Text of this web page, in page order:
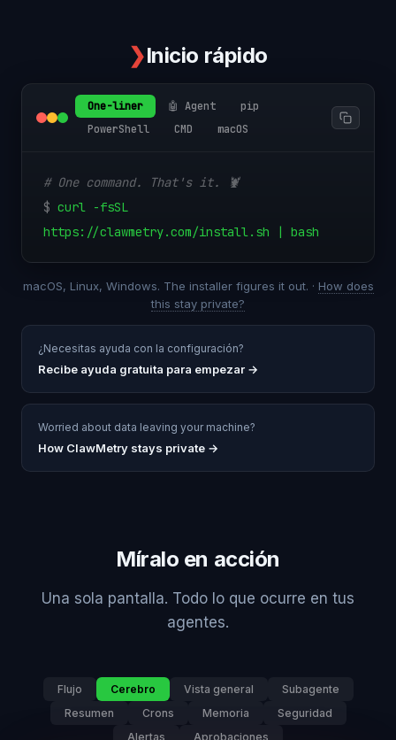
❯Inicio rápido
One-liner 🤖 Agent
pip
PowerShell
CMD macOS
# One command. That's it. 🦞
$ curl -fsSL
https://clawmetry.com/install.sh | bash
macOS, Linux, Windows. The installer figures it out. · How does
this stay private?
¿Necesitas ayuda con la configuración?
Recibe ayuda gratuita para empezar →
Worried about data leaving your machine?
How ClawMetry stays private →
Míralo en acción
Una sola pantalla. Todo lo que ocurre en tus
agentes.
Flujo Cerebro Vista general
Subagente
Resumen
Crons Memoria
Seguridad
Alertas
Aprobaciones